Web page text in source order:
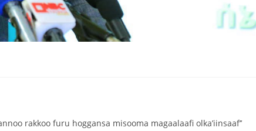
rakkoo furu hoggansa misooma magaalaafi olka’iinsaaf’’